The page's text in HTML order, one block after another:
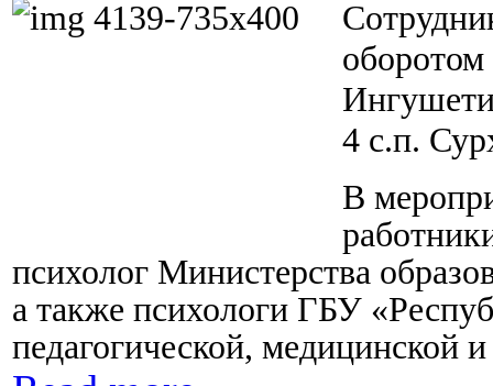
4 с.п.
В
психолог Министерства
а также психологи ГБУ
педагогической, медицинской